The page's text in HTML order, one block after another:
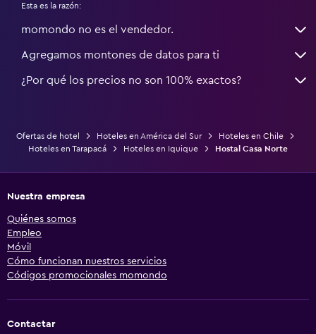
Esta es la razón:
momondo no es el vendedor.
Agregamos montones de datos para ti
¿Por qué los precios no son 100% exactos?
Ofertas de hotel Hoteles en América del Sur
Hoteles en Chile
Hoteles en Tarapacá
Hoteles en Iquique Hostal Casa Norte
Nuestra empresa
Quiénes somos
Empleo
Móvil
Cómo funcionan nuestros servicios
Códigos promocionales momondo
Contactar